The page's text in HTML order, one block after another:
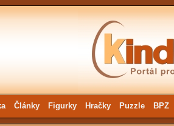
Články Figurky Hračky Puzzle BPZ